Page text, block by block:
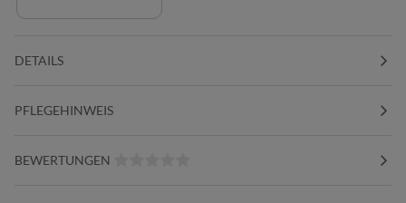
DETAILS
PFLEGEHINWEIS
BEWERTUNGEN